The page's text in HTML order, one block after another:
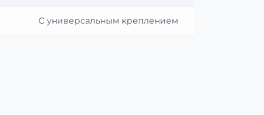
С универсальным креплением